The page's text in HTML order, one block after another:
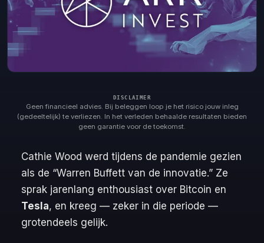
Geen financieel advies. Bij beleggen loop je het risico jouw inleg
(gedeeltelijk) te verliezen. In het verleden behaalde resultaten bieden
geen garantie voor de toekomst.
Cathie Wood werd tijdens de pandemie gezien
als de “Warren Buffett van de innovatie.” Ze
sprak jarenlang enthousiast over Bitcoin en
Tesla, en kreeg — zeker in die periode —
grotendeels gelijk.